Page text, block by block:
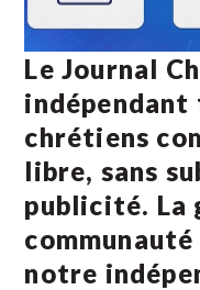
Le Journal
indépendant
chrétiens
libre, sans
publicité. La
notre